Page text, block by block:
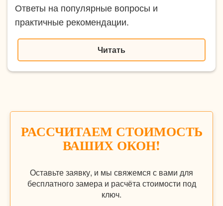
Ответы на популярные вопросы и
практичные рекомендации.
Читать
РАССЧИТАЕМ СТОИМОСТЬ
ВАШИХ ОКОН!
Оставьте заявку, и мы свяжемся с вами для
бесплатного замера и расчёта стоимости под
ключ.